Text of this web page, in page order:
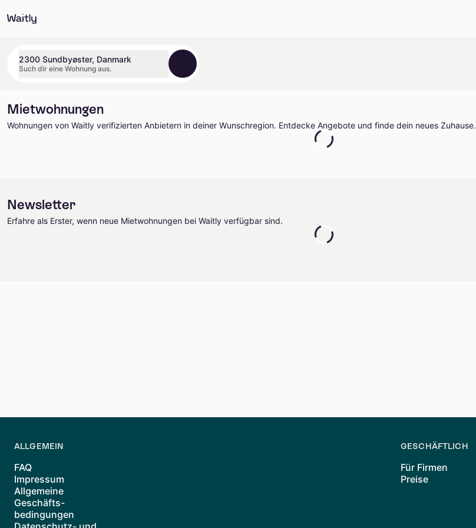
2300 Sundbyøster, Danmark
Such dir eine Wohnung aus.
Mietwohnungen
Wohnungen von Waitly verifizierten Anbietern in deiner Wunschregion. Entdecke Angebote und finde dein neues Zuhause.
Newsletter
Erfahre als Erster, wenn neue Mietwohnungen bei Waitly verfügbar sind.
Starte deine Suche noch heute und nimm den Stress aus der Wohnungssuche!
ALLGEMEIN
FAQ
Impressum
Allgemeine
Geschäfts-
bedingungen
GESCHÄFTLICH
Für Firmen
Preise